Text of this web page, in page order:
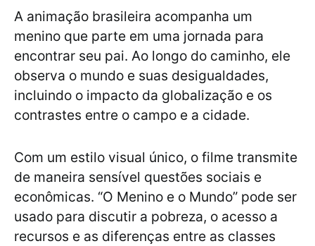
A animação brasileira acompanha um
menino que parte em uma jornada para
encontrar seu pai. Ao longo do caminho, ele
observa o mundo e suas desigualdades,
incluindo o impacto da globalização e os
contrastes entre o campo e a cidade.
Com um estilo visual único, o filme transmite
de maneira sensível questões sociais e
econômicas. “O Menino e o Mundo” pode ser
usado para discutir a pobreza, o acesso a
recursos e as diferenças entre as classes